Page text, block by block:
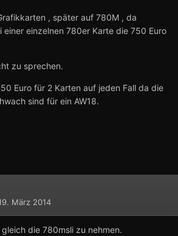
, später auf 780M , da
einer einzelnen 780er Karte die 750 Euro
zu sprechen.
Euro für 2 Karten auf jeden Fall da die
sind für ein AW18.
März 2014
die 780msli zu nehmen.